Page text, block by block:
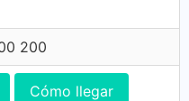
200
Cómo llegar